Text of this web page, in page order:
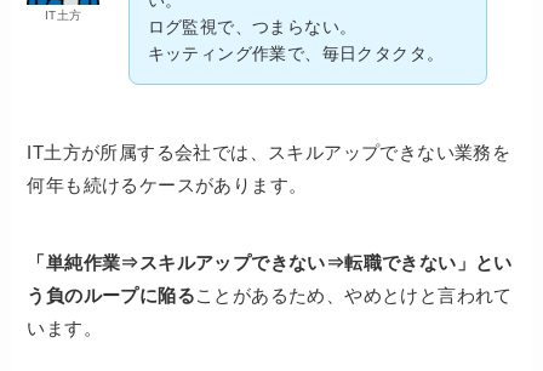
IT土方
ログ監視で、つまらない。
キッティング作業で、毎日クタクタ。
IT土方が所属する会社では、スキルアップできない業務を
何年も続けるケースがあります。
「単純作業⇒スキルアップできない⇒転職できない」とい
う負のループに陥ることがあるため、やめとけと言われて
います。